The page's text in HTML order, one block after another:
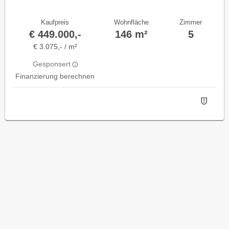
Kaufpreis
€ 449.000,-
€ 3.075,- / m²
Gesponsert
Finanzierung berechnen
Wohnfläche
146 m²
Zimmer
5